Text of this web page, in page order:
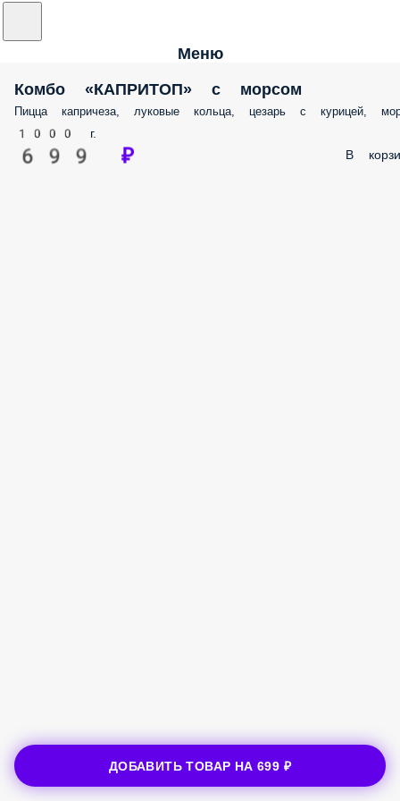
Меню
Комбо «КАПРИТОП» с морсом
Пицца капричеза, луковые кольца, цезарь с курицей,
1000 г.
699 ₽ В
ДОБАВИТЬ ТОВАР НА699 ₽